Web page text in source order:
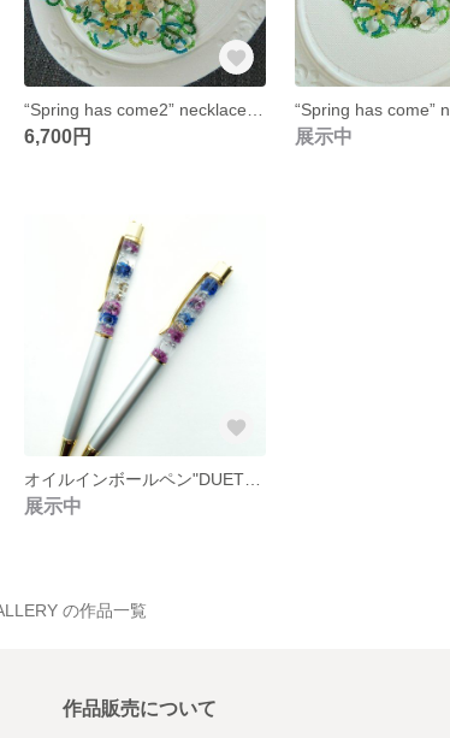
6,700円 展示中
オイルインボールペン"DUET" ゴールド
展示中
の作品一覧
作品販売について